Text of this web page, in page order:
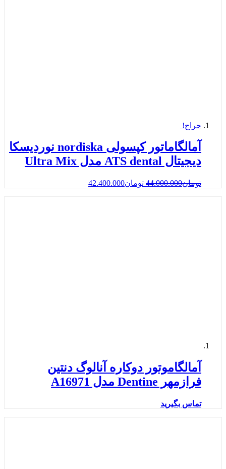
حراج!
آمالگاماتور کپسولی nordiska نوردیسکا
دیجیتال ATS dental مدل Ultra Mix
تومان44.000.000 تومان42.400.000
آمالگاموتور دوکاره آنالوگ دنتین
فرازمهر Dentine مدل A16971
تماس بگیرید